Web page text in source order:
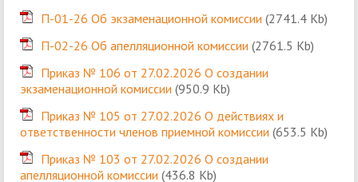
П-01-26 Об экзаменационной комиссии (2741.4 Kb)
П-02-26 Об апелляционной комиссии (2761.5 Kb)
Приказ № 106 от 27.02.2026 О создании
экзаменационной комиссии (950.9 Kb)
Приказ № 105 от 27.02.2026 О действиях и
ответственности членов приемной комиссии (653.5 Kb)
Приказ № 103 от 27.02.2026 О создании
апелляционной комиссии (436.8 Kb)